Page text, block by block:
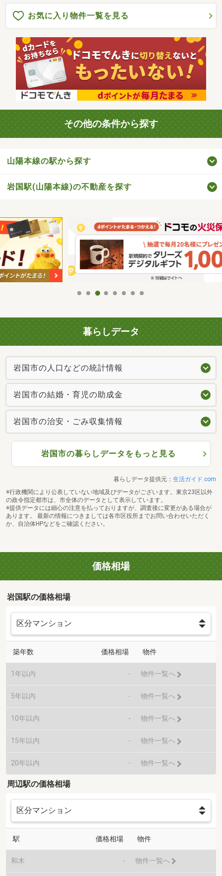
お気に入り物件一覧を見る
その他の条件から探す
山陽本線の駅から探す
岩国駅(山陽本線)の不動産を探す
暮らしデータ
岩国市の人口などの統計情報
岩国市の結婚・育児の助成金
岩国市の治安・ごみ収集情報
岩国市の暮らしデータをもっと見る
暮らしデータ提供元： 生活ガイド.com
※行政機関により公表していない地域及びデータがございます。東京23区以外
の政令指定都市は、市全体のデータとして表示しています。
※提供データには細心の注意を払っておりますが、調査後に変更がある場合が
あります。 最新の情報につきましては各市区役所までお問い合わせいただく
か、自治体HPなどをご確認ください。
価格相場
岩国駅の価格相場
築年数 価格相場 物件
1年以内 - 物件一覧へ
5年以内 - 物件一覧へ
10年以内 - 物件一覧へ
15年以内 - 物件一覧へ
20年以内 - 物件一覧へ
周辺駅の価格相場
駅 価格相場 物件
和木 - 物件一覧へ